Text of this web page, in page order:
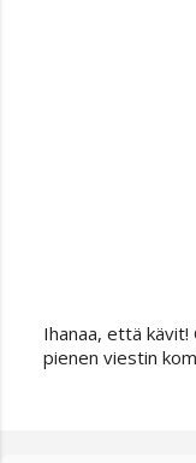
L
Ihanaa, että
pienen viestin